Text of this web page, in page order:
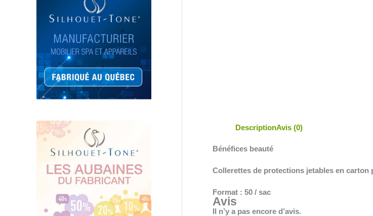
DescriptionAvis (0)
Bénéfices beauté
Collerettes de protections jetables en
Format : 50 / sac
Avis
Il n’y a pas encore d’avis.